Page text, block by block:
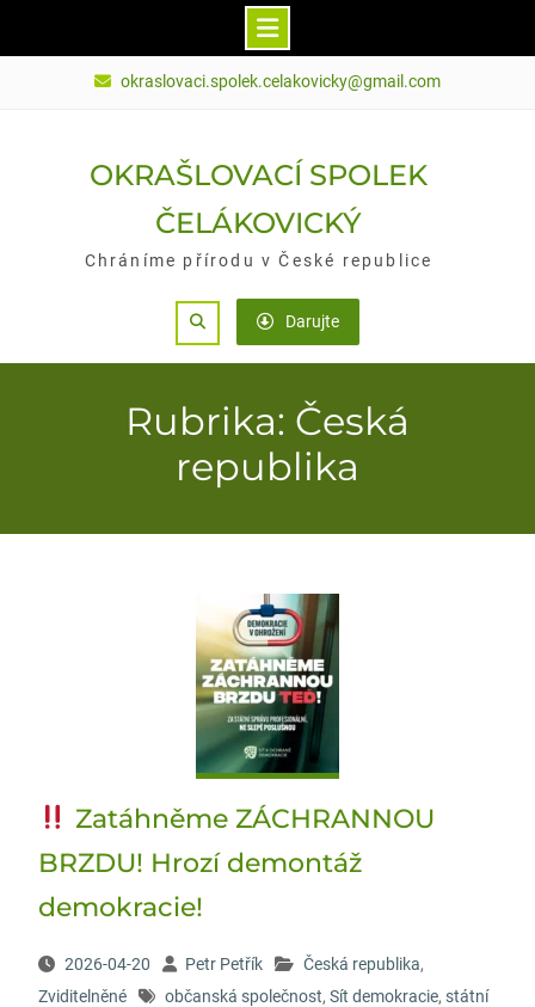
okraslovaci.spolek.celakovicky@gmail.com
OKRAŠLOVACÍ SPOLEK
ČELÁKOVICKÝ
Chráníme přírodu v České republice
Search Darujte
Rubrika: Česká
republika
Zatáhněme ZÁCHRANNOU
BRZDU! Hrozí demontáž
demokracie!
2026-04-20 Petr Petřík Česká republika,
Zviditelněné
občanská společnost, Sít demokracie, státní